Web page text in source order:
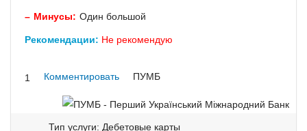
Минусы: Один большой
Рекомендации: Не рекомендую
1 Комментировать ПУМБ
Тип услуги: Дебетовые карты